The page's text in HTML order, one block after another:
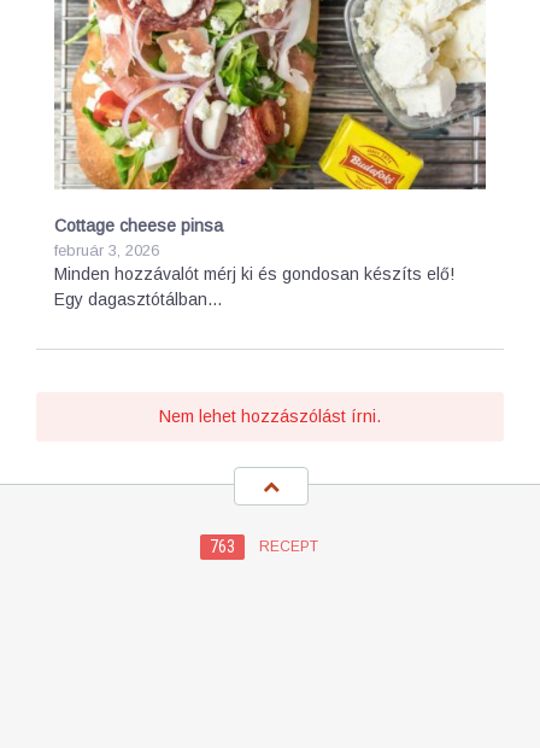
Cottage cheese pinsa
február 3, 2026
Minden hozzávalót mérj ki és gondosan készíts elő!
Egy dagasztótálban…
Nem lehet hozzászólást írni.
763 RECEPT